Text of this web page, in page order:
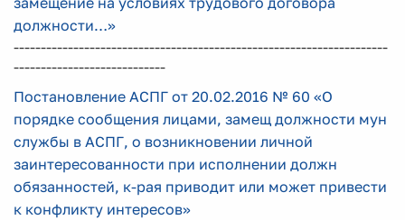
должности…»
---------------------------------------------------------------------
----------------------------
Постановление АСПГ от 20.02.2016 № 60 «О
порядке сообщения лицами, замещ должности мун
службы в АСПГ, о возникновении личной
заинтересованности при исполнении должн
обязанностей, к-рая приводит или может привести
к конфликту интересов»